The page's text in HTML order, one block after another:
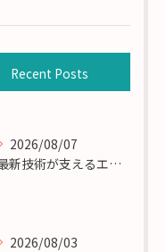
Recent Posts
2026/08/07
最新技術が支えるエアコン工事の匠の技術解説
2026/08/03